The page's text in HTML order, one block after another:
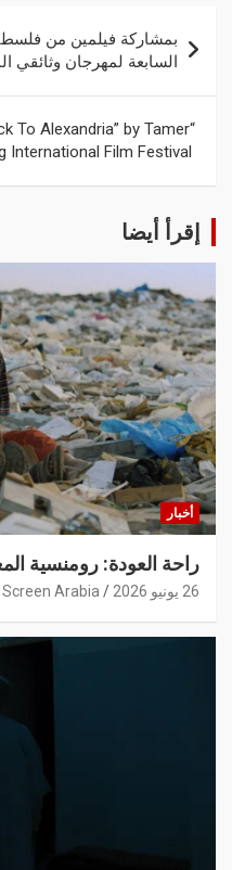
بمشاركة فيلمين من
السابعة لمهرجان وثائقي
To Alexandria” by Tamer
International Film Festival
إقرأ أيضا
أخبار
راحة العودة: رومنسية
26 يونيو 2026 Screen Arabia